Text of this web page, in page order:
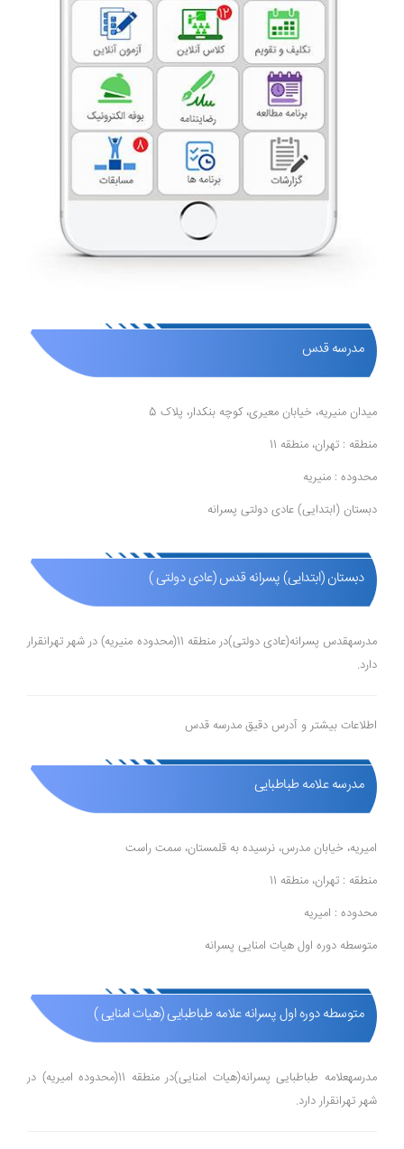
مدرسه قدس
میدان منیریه، خیابان معیری، کوچه بنکدار، پلاک 5
منطقه : تهران، منطقه 11
محدوده : منیریه
دبستان (ابتدایی) عادی دولتی پسرانه
دبستان (ابتدایی) پسرانه قدس (عادی دولتی )
مدرسهقدس پسرانه(عادی دولتی)در منطقه 11(محدوده منیریه) در شهر تهرانقرار
دارد.
اطلاعات بیشتر و آدرس دقیق مدرسه قدس
مدرسه علامه طباطبایی
امیریه، خیابان مدرس، نرسیده به قلمستان، سمت راست
منطقه : تهران، منطقه 11
محدوده : امیریه
متوسطه دوره اول هیات امنایی پسرانه
متوسطه دوره اول پسرانه علامه طباطبایی (هیات امنایی )
مدرسهعلامه طباطبایی پسرانه(هیات امنایی)در منطقه 11(محدوده امیریه) در
شهر تهرانقرار دارد.